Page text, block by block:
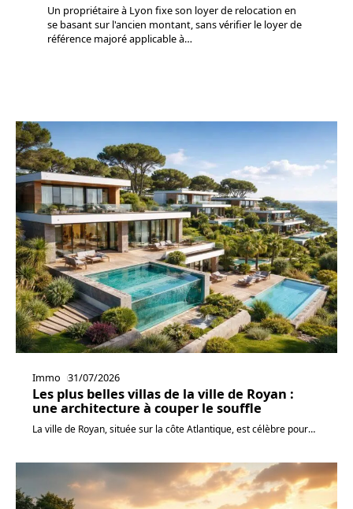
Un propriétaire à Lyon fixe son loyer de relocation en
se basant sur l'ancien montant, sans vérifier le loyer de
référence majoré applicable à…
Immo 31/07/2026
Les plus belles villas de la ville de Royan :
une architecture à couper le souffle
La ville de Royan, située sur la côte Atlantique, est célèbre pour…